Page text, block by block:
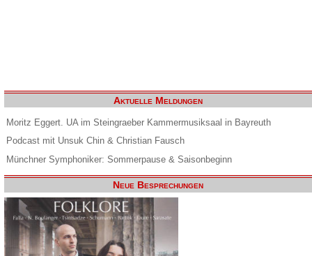
Aktuelle Meldungen
Moritz Eggert. UA im Steingraeber Kammermusiksaal in Bayreuth
Podcast mit Unsuk Chin & Christian Fausch
Münchner Symphoniker: Sommerpause & Saisonbeginn
Neue Besprechungen